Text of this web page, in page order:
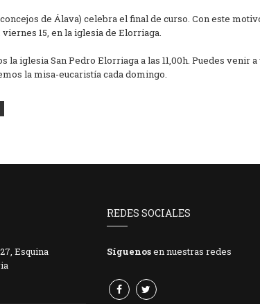
de Álava) celebra el final de curso. Con este
15, en la iglesia de Elorriaga.
la iglesia San Pedro Elorriaga a las 11,00h. Puedes venir
la misa-eucaristía cada domingo.
Esquina
REDES SOCIALES
Síguenosen nuestras redes